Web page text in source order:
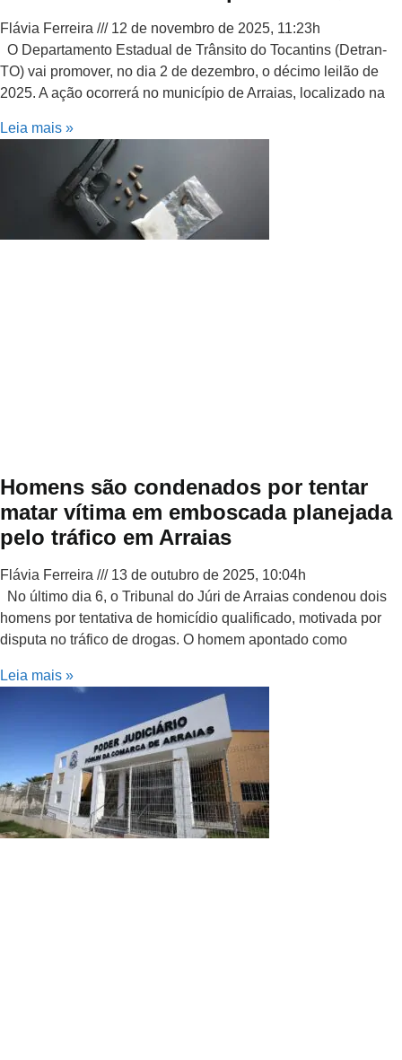
Flávia Ferreira
12 de novembro de 2025, 11:23h
O Departamento Estadual de Trânsito do Tocantins (Detran-
TO) vai promover, no dia 2 de dezembro, o décimo leilão de
2025. A ação ocorrerá no município de Arraias, localizado na
Leia mais »
Homens são condenados por tentar
matar vítima em emboscada planejada
pelo tráfico em Arraias
Flávia Ferreira
13 de outubro de 2025, 10:04h
No último dia 6, o Tribunal do Júri de Arraias condenou dois
homens por tentativa de homicídio qualificado, motivada por
disputa no tráfico de drogas. O homem apontado como
Leia mais »